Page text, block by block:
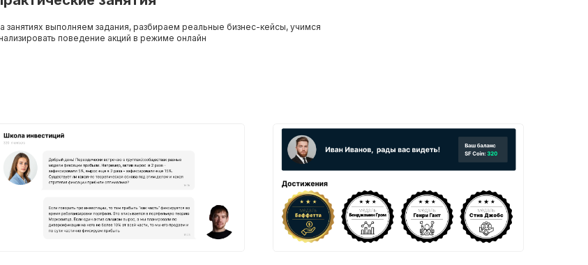
занятиях выполняем задания, разбираем реальные бизнес-кейсы, учимся
поведение акций в режиме онлайн